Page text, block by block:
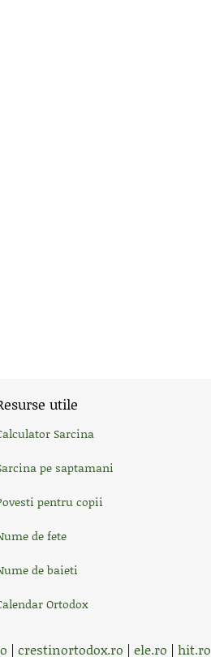
utile
Sarcina
pe saptamani
pentru copii
de fete
de baieti
Ortodox
| crestinortodox.ro | ele.ro | hit.ro